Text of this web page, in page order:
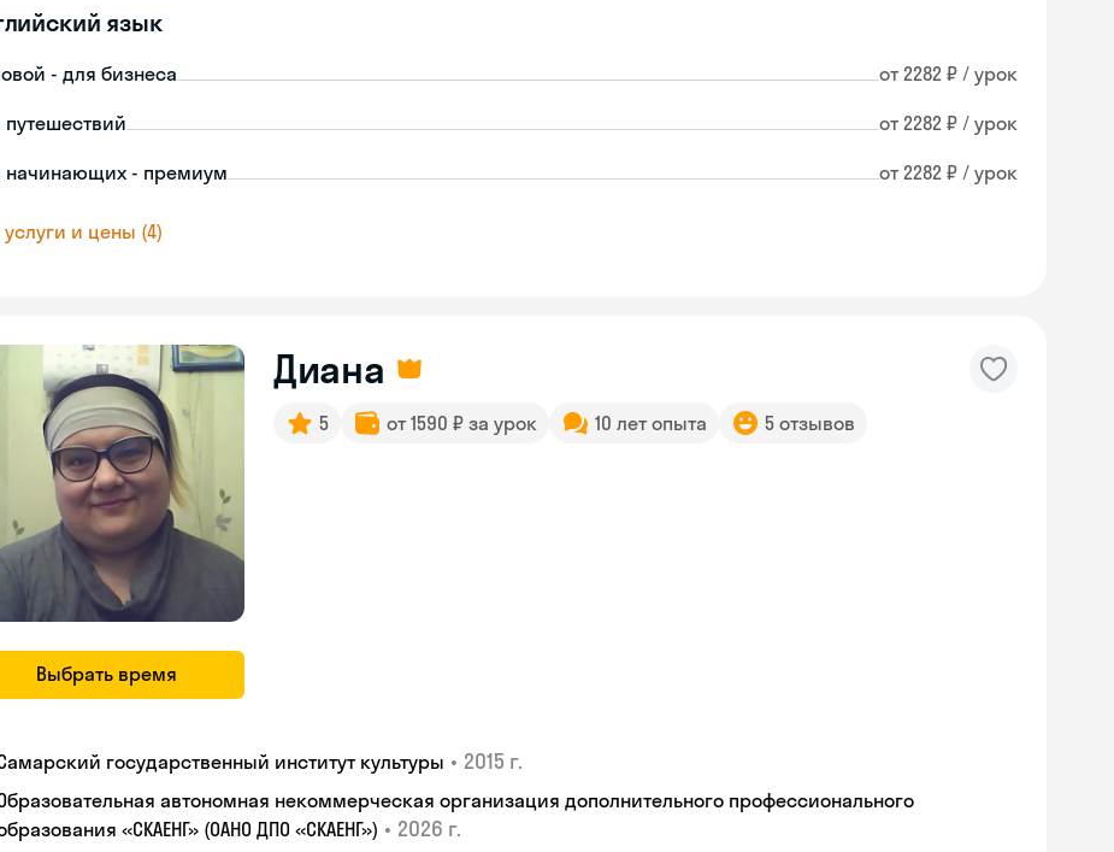
язык
- для бизнеса от 2282 ₽ / урок
путешествий от 2282 ₽ / урок
начинающих - премиум от 2282 ₽ / урок
услуги и цены (4)
Выбрать время
Диана
5 от 1590 ₽ за урок 10 лет опыта 5 отзывов
государственный институт культуры • 2015 г.
автономная некоммерческая организация дополнительного профессионального
«СКАЕНГ» (ОАНО ДПО «СКАЕНГ») • 2026 г.